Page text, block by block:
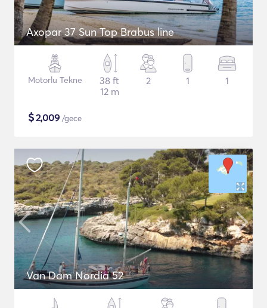
Axopar 37 Sun Top Brabus line
Motorlu Tekne
38 ft
12 m
2 1 1
$2,009 /gece
Van Dam Nordia 52